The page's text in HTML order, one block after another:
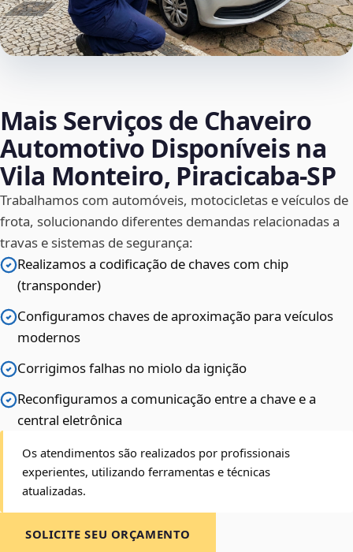
Mais Serviços de Chaveiro
Automotivo Disponíveis na
Vila Monteiro, Piracicaba‑SP
Trabalhamos com automóveis, motocicletas e veículos de
frota, solucionando diferentes demandas relacionadas a
travas e sistemas de segurança:
Realizamos a codificação de chaves com chip
(transponder)
Configuramos chaves de aproximação para veículos
modernos
Corrigimos falhas no miolo da ignição
Reconfiguramos a comunicação entre a chave e a
central eletrônica
Os atendimentos são realizados por profissionais
experientes, utilizando ferramentas e técnicas
atualizadas.
SOLICITE SEU ORÇAMENTO